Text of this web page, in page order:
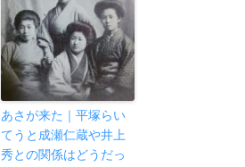
あさが来た｜平塚らい
てうと成瀬仁蔵や井上
秀との関係はどうだっ